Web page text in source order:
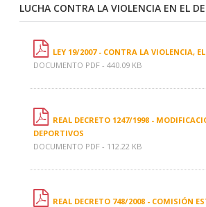
LUCHA CONTRA LA VIOLENCIA EN EL
LEY 19/2007 - CONTRA LA VIOLENCIA,
DOCUMENTO PDF - 440.09 KB
REAL DECRETO 1247/1998 -
DEPORTIVOS
DOCUMENTO PDF - 112.22 KB
REAL DECRETO 748/2008 - COMISIÓN